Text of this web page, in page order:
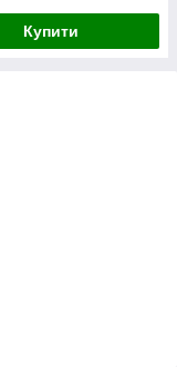
Купити